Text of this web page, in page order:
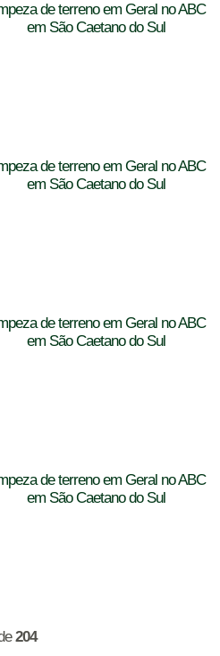
de terreno em Geral no ABC
em São Caetano do Sul
de terreno em Geral no ABC
em São Caetano do Sul
de terreno em Geral no ABC
em São Caetano do Sul
de terreno em Geral no ABC
em São Caetano do Sul
204